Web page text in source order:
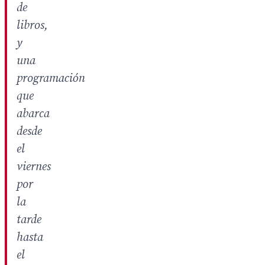
de
libros,
y
una
programación
que
abarca
desde
el
viernes
por
la
tarde
hasta
el